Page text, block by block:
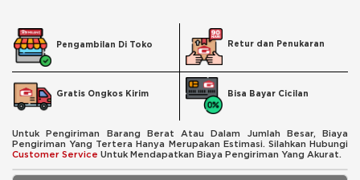
Pengambilan Di Toko Retur dan Penukaran
Gratis Ongkos Kirim Bisa Bayar Cicilan
Untuk Pengiriman Barang Berat Atau Dalam Jumlah Besar, Biaya
Pengiriman Yang Tertera Hanya Merupakan Estimasi. Silahkan Hubungi
Customer Service Untuk Mendapatkan Biaya Pengiriman Yang Akurat.